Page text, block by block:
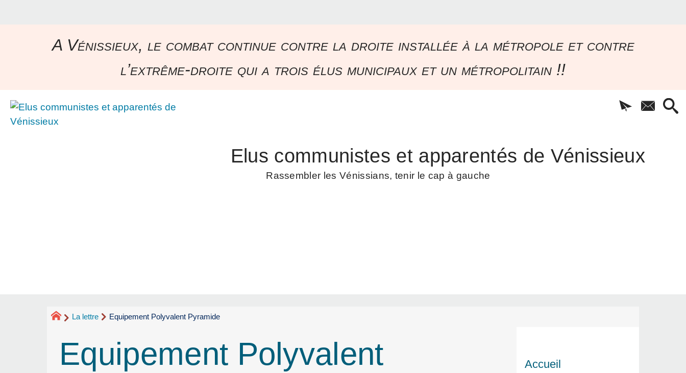
A Vénissieux, le combat continue contre la droite installée à la métropole et contre
l’extrême-droite qui a trois élus municipaux et un métropolitain !!
Elus communistes et apparentés de Vénissieux
Rassembler les Vénissians, tenir le cap à gauche
La lettre Equipement Polyvalent Pyramide
Equipement Polyvalent
Accueil